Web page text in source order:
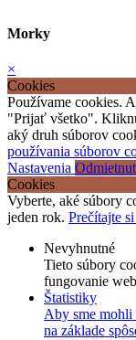
Morky
×
Cookies
Používame cookies.
"Prijať všetko".
aký druh súborov
používania súborov
Nastavenia
Cookies
Vyberte, aké súbory
jeden rok. Prečítajte
Nevyhnutné
Tieto súbory
fungovanie
Štatistiky
Aby sme
na základe